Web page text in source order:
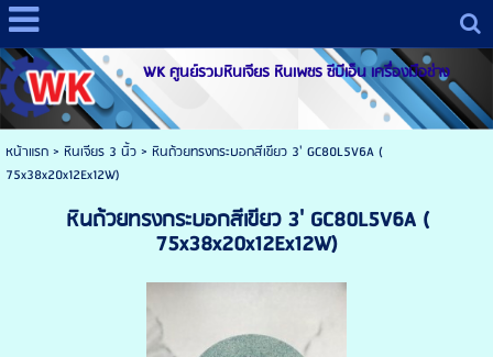
WK ศูนย์รวมหินเจียร หินเพชร ซีบีเอ็น เครื่องมือช่าง
หน้าแรก> หินเจียร 3 นิ้ว> หินถ้วยทรงกระบอกสีเขียว 3' GC80L5V6A (
75x38x20x12Ex12W)
หินถ้วยทรงกระบอกสีเขียว 3' GC80L5V6A (
75x38x20x12Ex12W)